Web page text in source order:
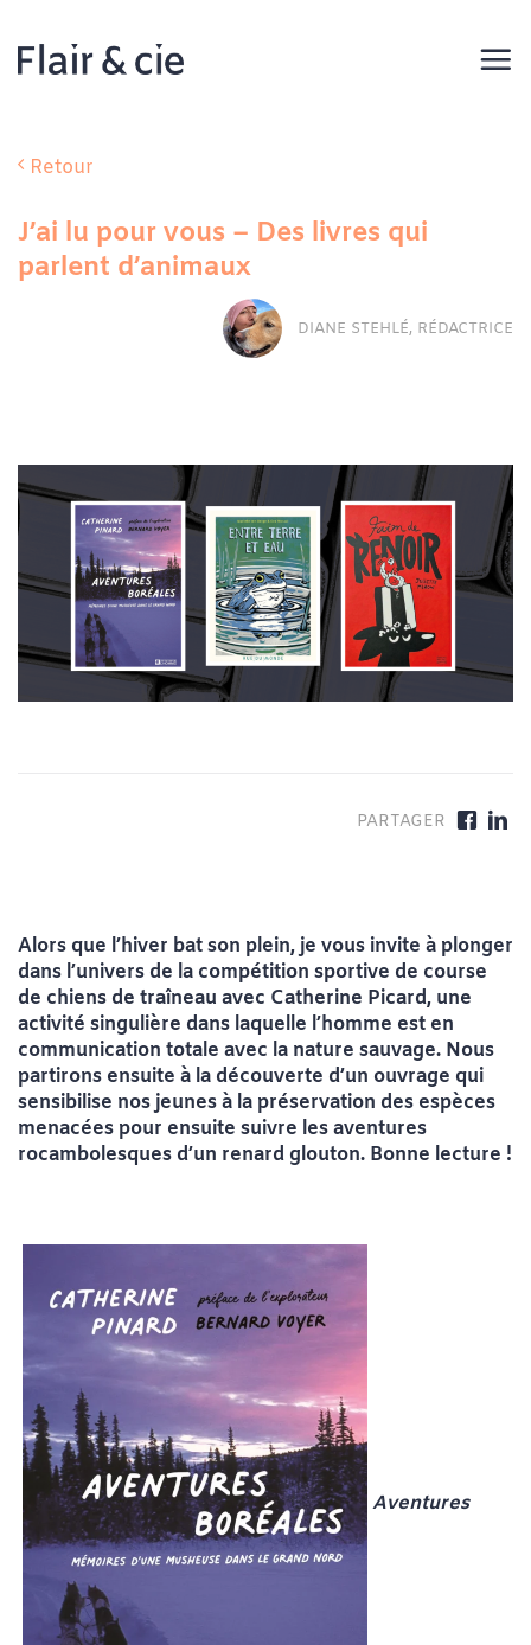
contenu
Retour
J’ai lu pour vous – Des livres qui
parlent d’animaux
DIANE STEHLÉ, RÉDACTRICE
Alors que l’hiver bat son plein, je vous invite à plonger
dans l’univers de la compétition sportive de course
de chiens de traîneau avec Catherine Picard, une
activité singulière dans laquelle l’homme est en
communication totale avec la nature sauvage. Nous
partirons ensuite à la découverte d’un ouvrage qui
sensibilise nos jeunes à la préservation des espèces
menacées pour ensuite suivre les aventures
rocambolesques d’un renard glouton. Bonne lecture !
Aventures